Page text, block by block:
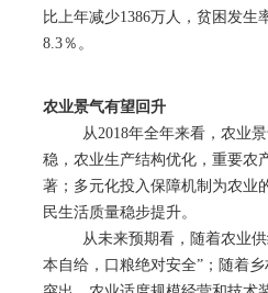
比上年减少1386万人，贫困发生
8.3％。
农业景气有望回升
从2018年全年来看，农业景
稳，农业生产结构优化，重要农
著；多元化投入保障机制为农业
民生活质量稳步提升。
从未来预期看，随着农业供给
本自给，口粮绝对安全”；随着